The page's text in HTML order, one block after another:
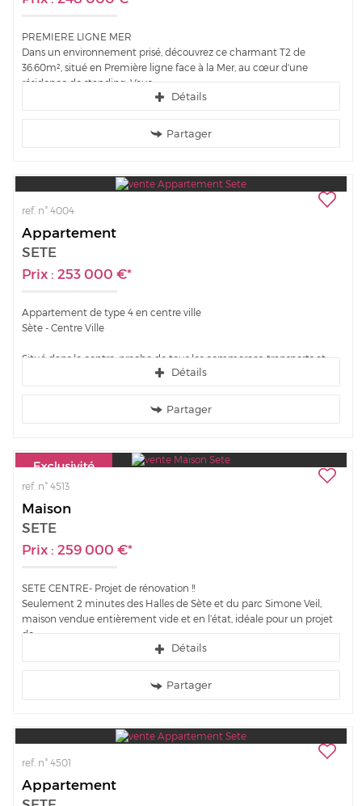
PREMIERE LIGNE MER
Dans un environnement prisé, découvrez ce charmant T2 de
36.60m², situé en Première ligne face à la Mer, au cœur d'une
résidence de standing. Vous...
Détails
Partager
ref. n° 4004
Appartement
SETE
Prix : 253 000 €*
Appartement de type 4 en centre ville
Sète - Centre Ville
Situé dans le centre, proche de tous les commerces, transports et
animations de la ville, nous vous invitons à découvrir cet...
Détails
Partager
ref. n° 4513
Maison
SETE
Prix : 259 000 €*
SETE CENTRE- Projet de rénovation !!
Seulement 2 minutes des Halles de Sète et du parc Simone Veil,
maison vendue entièrement vide et en l’état, idéale pour un projet
de...
Détails
Partager
ref. n° 4501
Appartement